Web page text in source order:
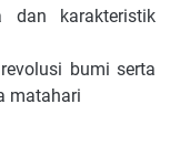
dan karakteristik
bumi serta
matahari